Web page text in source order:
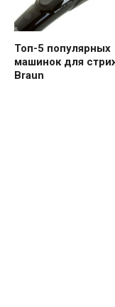
Топ-5 популярных
машинок для
Braun